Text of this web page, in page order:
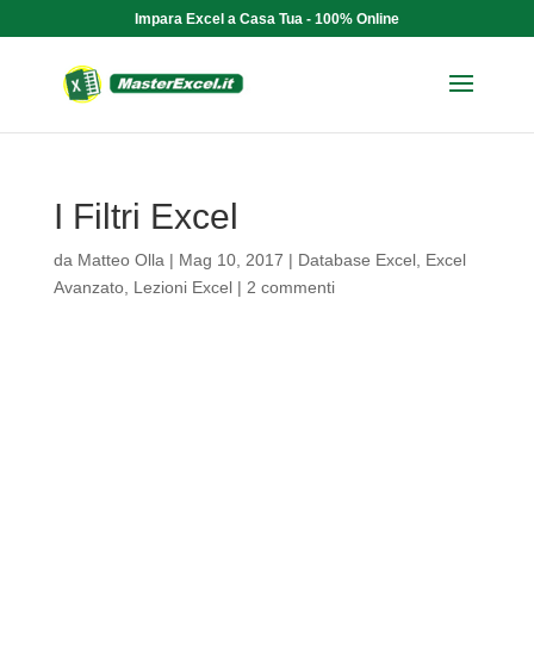
Impara Excel a Casa Tua - 100% Online
I Filtri Excel
da Matteo Olla | Mag 10, 2017 | Database Excel, Excel
Avanzato, Lezioni Excel| 2 commenti